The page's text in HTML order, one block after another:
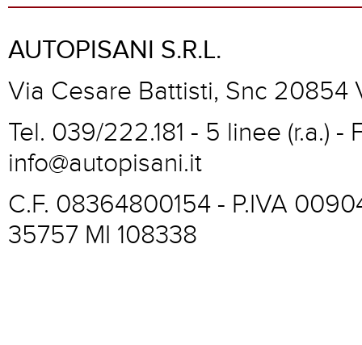
AUTOPISANI S.R.L.
Via Cesare Battisti, Snc 20854
Tel. 039/222.181 - 5 linee (r.a.)
info@autopisani.it
C.F. 08364800154 - P.IVA
35757 MI 108338